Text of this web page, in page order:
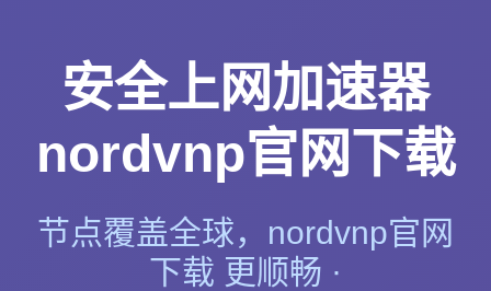
安全上网加速器
nordvnp官网下载
节点覆盖全球，nordvnp官网
下载 更顺畅 ·